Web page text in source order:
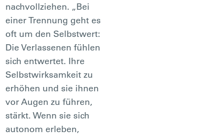
nachvollziehen. „Bei
einer Trennung geht es
oft um den Selbstwert:
Die Verlassenen fühlen
sich entwertet. Ihre
Selbstwirksamkeit zu
erhöhen und sie ihnen
vor Augen zu führen,
stärkt. Wenn sie sich
autonom erleben,